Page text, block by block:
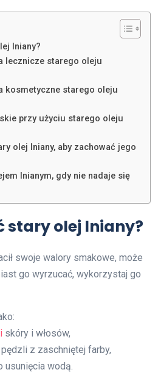
lniany?
lecznicze starego oleju
kosmetyczne starego oleju
przy użyciu starego oleju
olej lniany, aby zachować jego
lnianym, gdy nie nadaje się
stary olej lniany?
swoje walory smakowe, może
go wyrzucać, wykorzystaj go
skóry i włosów,
z zaschniętej farby,
usunięcia wodą.